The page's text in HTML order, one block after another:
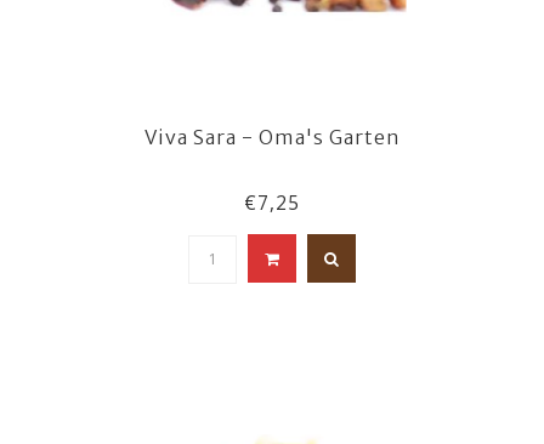
Viva Sara - Oma's Garten
€7,25